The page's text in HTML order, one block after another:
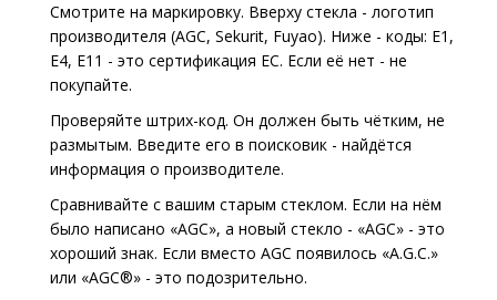
Смотрите на маркировку. Вверху стекла - логотип
производителя (AGC, Sekurit, Fuyao). Ниже - коды: E1,
E4, E11 - это сертификация ЕС. Если её нет - не
покупайте.
Проверяйте штрих-код. Он должен быть чётким, не
размытым. Введите его в поисковик - найдётся
информация о производителе.
Сравнивайте с вашим старым стеклом. Если на нём
было написано «AGC», а новый стекло - «AGC» - это
хороший знак. Если вместо AGC появилось «A.G.C.»
или «AGC®» - это подозрительно.